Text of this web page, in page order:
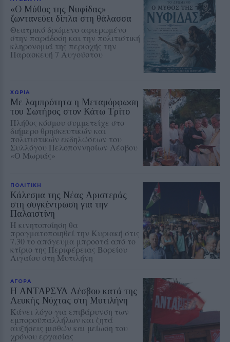
«Ο Μύθος της Νυφίδας»
ζωντανεύει δίπλα στη θάλασσα
Θεατρικό δρώμενο αφιερωμένο
στην παράδοση και την πολιτιστική
κληρονομιά της περιοχής την
Παρασκευή 7 Αυγούστου
ΧΩΡΙΑ
Με λαμπρότητα η Μεταμόρφωση
του Σωτήρος στον Κάτω Τρίτο
Πλήθος κόσμου συμμετείχε στο
διήμερο θρησκευτικών και
πολιτιστικών εκδηλώσεων του
Συλλόγου Πελοποννησίων Λέσβου
«Ο Μωριάς»
ΠΟΛΙΤΙΚΗ
Κάλεσμα της Νέας Αριστεράς
στη συγκέντρωση για την
Παλαιστίνη
Η κινητοποίηση θα
πραγματοποιηθεί την Κυριακή στις
7.30 το απόγευμα μπροστά από το
κτίριο της Περιφέρειας Βορείου
Αιγαίου στη Μυτιλήνη
ΑΓΟΡΑ
Η ΑΝΤΑΡΣΥΑ Λέσβου κατά της
Λευκής Νύχτας στη Μυτιλήνη
Κάνει λόγο για επιβάρυνση των
εμποροϋπαλλήλων και ζητά
αυξήσεις μισθών και μείωση του
χρόνου εργασίας